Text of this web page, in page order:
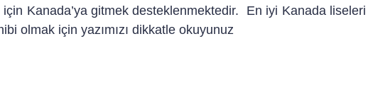
Kanada’ya gitmek desteklenmektedir.  En iyi Kanada liseleri
olmak için yazımızı dikkatle okuyunuz